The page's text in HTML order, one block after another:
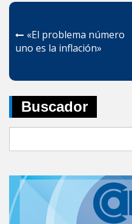
Navegación
de
entradas
«El problema número
uno es la inflación»
Buscador